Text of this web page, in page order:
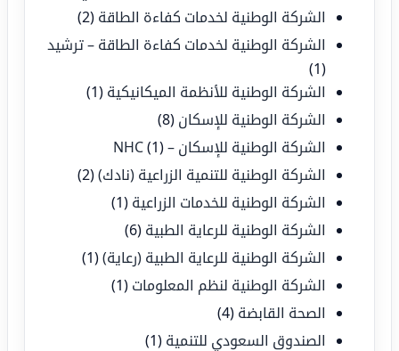
الشركة الوطنية لخدمات كفاءة الطاقة (2)
الشركة الوطنية لخدمات كفاءة الطاقة – ترشيد
(1)
الشركة الوطنية للأنظمة الميكانيكية (1)
الشركة الوطنية للإسكان (8)
الشركة الوطنية للإسكان – NHC(1)
الشركة الوطنية للتنمية الزراعية (نادك)(2)
الشركة الوطنية للخدمات الزراعية (1)
الشركة الوطنية للرعاية الطبية (6)
الشركة الوطنية للرعاية الطبية (رعاية)(1)
الشركة الوطنية لنظم المعلومات (1)
الصحة القابضة (4)
الصندوق السعودي للتنمية (1)